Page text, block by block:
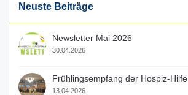
Neuste Beiträge
Newsletter Mai 2026
30.04.2026
Frühlingsempfang der Hospiz-Hilfe
13.04.2026